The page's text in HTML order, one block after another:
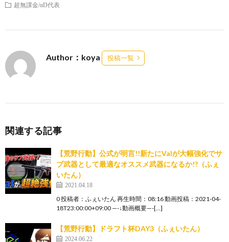
超無課金/αD代表
Author：koya 投稿一覧
関連する記事
【荒野行動】公式が明言!!新たにValが大幅強化でサ
ブ武器として最適なオススメ武器になるか!?（ふぇ
いたん）
2021.04.18
0 投稿者：ふぇいたん 再生時間：08:16 動画投稿：2021-04-
18T23:00:00+09:00 —-↓動画概要—-[…]
【荒野行動】ドラフト杯DAY3（ふぇいたん）
2024.06.22